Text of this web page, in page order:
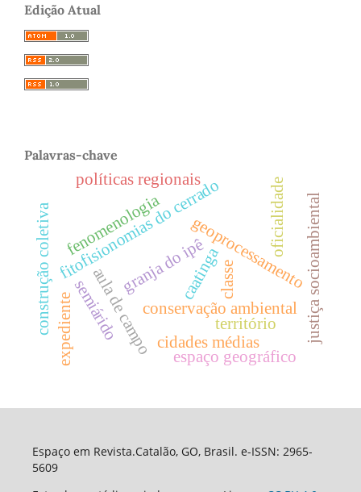
Edição Atual
Palavras-chave
aula de campo
granja do ipê
fitofisionomias do cerradogeoprocessamento
caatinga
conservação ambiental
semiárido
fenomenologia oficialidade
classe justiça socioambiental
território
políticas regionais
expediente
construção coletiva
cidades médias
espaço geográfico
Espaço em Revista.Catalão, GO, Brasil. e-ISSN: 2965-
5609